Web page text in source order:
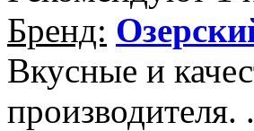
Бренд:
Вкусные и
производителя.